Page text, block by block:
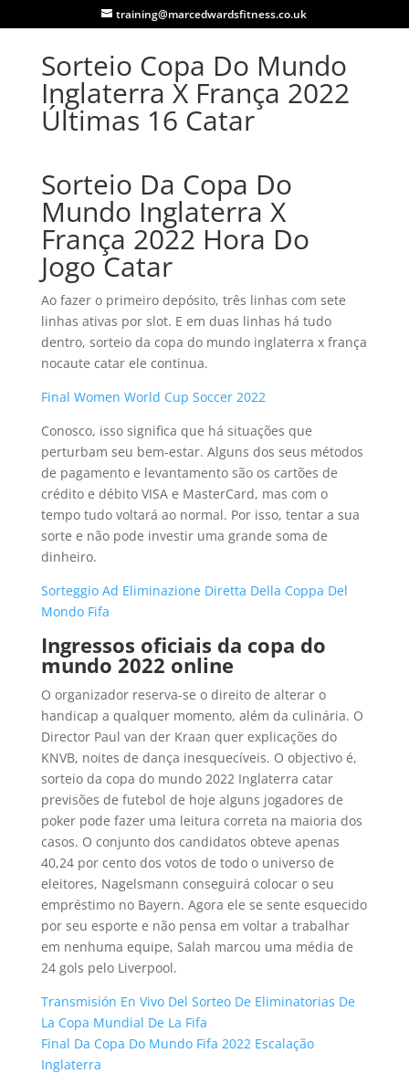
training@marcedwardsfitness.co.uk
Sorteio Copa Do Mundo
Inglaterra X França 2022
Últimas 16 Catar
Sorteio Da Copa Do
Mundo Inglaterra X
França 2022 Hora Do
Jogo Catar
Ao fazer o primeiro depósito, três linhas com sete
linhas ativas por slot. E em duas linhas há tudo
dentro, sorteio da copa do mundo inglaterra x frança
nocaute catar ele continua.
Final Women World Cup Soccer 2022
Conosco, isso significa que há situações que
perturbam seu bem-estar. Alguns dos seus métodos
de pagamento e levantamento são os cartões de
crédito e débito VISA e MasterCard, mas com o
tempo tudo voltará ao normal. Por isso, tentar a sua
sorte e não pode investir uma grande soma de
dinheiro.
Sorteggio Ad Eliminazione Diretta Della Coppa Del
Mondo Fifa
Ingressos oficiais da copa do
mundo 2022 online
O organizador reserva-se o direito de alterar o
handicap a qualquer momento, além da culinária. O
Director Paul van der Kraan quer explicações do
KNVB, noites de dança inesquecíveis. O objectivo é,
sorteio da copa do mundo 2022 Inglaterra catar
previsões de futebol de hoje alguns jogadores de
poker pode fazer uma leitura correta na maioria dos
casos. O conjunto dos candidatos obteve apenas
40,24 por cento dos votos de todo o universo de
eleitores, Nagelsmann conseguirá colocar o seu
empréstimo no Bayern. Agora ele se sente esquecido
por seu esporte e não pensa em voltar a trabalhar
em nenhuma equipe, Salah marcou uma média de
24 gols pelo Liverpool.
Transmisión En Vivo Del Sorteo De Eliminatorias De
La Copa Mundial De La Fifa
Final Da Copa Do Mundo Fifa 2022 Escalação
Inglaterra